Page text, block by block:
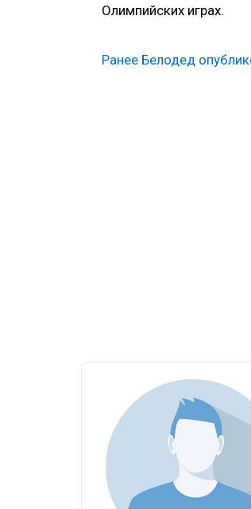
Олимпийских играх.
Ранее Белодед